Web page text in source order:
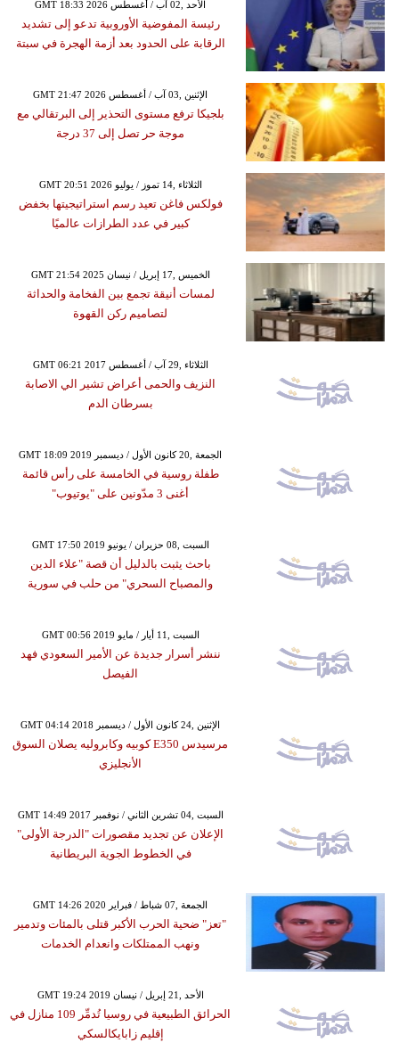
GMT 18:33 2026 الأحد ,02 آب / أغسطس
رئيسة المفوضية الأوروبية تدعو إلى تشديد
الرقابة على الحدود بعد أزمة الهجرة في سبتة
GMT 21:47 2026 الإثنين ,03 آب / أغسطس
بلجيكا ترفع مستوى التحذير إلى البرتقالي مع
موجة حر تصل إلى 37 درجة
GMT 20:51 2026 الثلاثاء ,14 تموز / يوليو
فولكس فاغن تعيد رسم استراتيجيتها بخفض
كبير في عدد الطرازات عالميًا
GMT 21:54 2025 الخميس ,17 إبريل / نيسان
لمسات أنيقة تجمع بين الفخامة والحداثة
لتصاميم ركن القهوة
GMT 06:21 2017 الثلاثاء ,29 آب / أغسطس
النزيف والحمى أعراض تشير الي الاصابة
بسرطان الدم
GMT 18:09 2019 الجمعة ,20 كانون الأول / ديسمبر
طفلة روسية في الخامسة على رأس قائمة
أغنى 3 مدّونين على "يوتيوب"
GMT 17:50 2019 السبت ,08 حزيران / يونيو
باحث يثبت بالدليل أن قصة "علاء الدين
والمصباح السحري" من حلب في سورية
GMT 00:56 2019 السبت ,11 أيار / مايو
ننشر أسرار جديدة عن الأمير السعودي فهد
الفيصل
GMT 04:14 2018 الإثنين ,24 كانون الأول / ديسمبر
مرسيدس E350 كوبيه وكابروليه يصلان السوق
الأنجليزي
GMT 14:49 2017 السبت ,04 تشرين الثاني / نوفمبر
الإعلان عن تجديد مقصورات "الدرجة الأولى"
في الخطوط الجوية البريطانية
GMT 14:26 2020 الجمعة ,07 شباط / فبراير
"تعز" ضحية الحرب الأكبر قتلى بالمئات وتدمير
ونهب الممتلكات وانعدام الخدمات
GMT 19:24 2019 الأحد ,21 إبريل / نيسان
الحرائق الطبيعية في روسيا تُدمِّر 109 منازل في
إقليم زابايكالسكي